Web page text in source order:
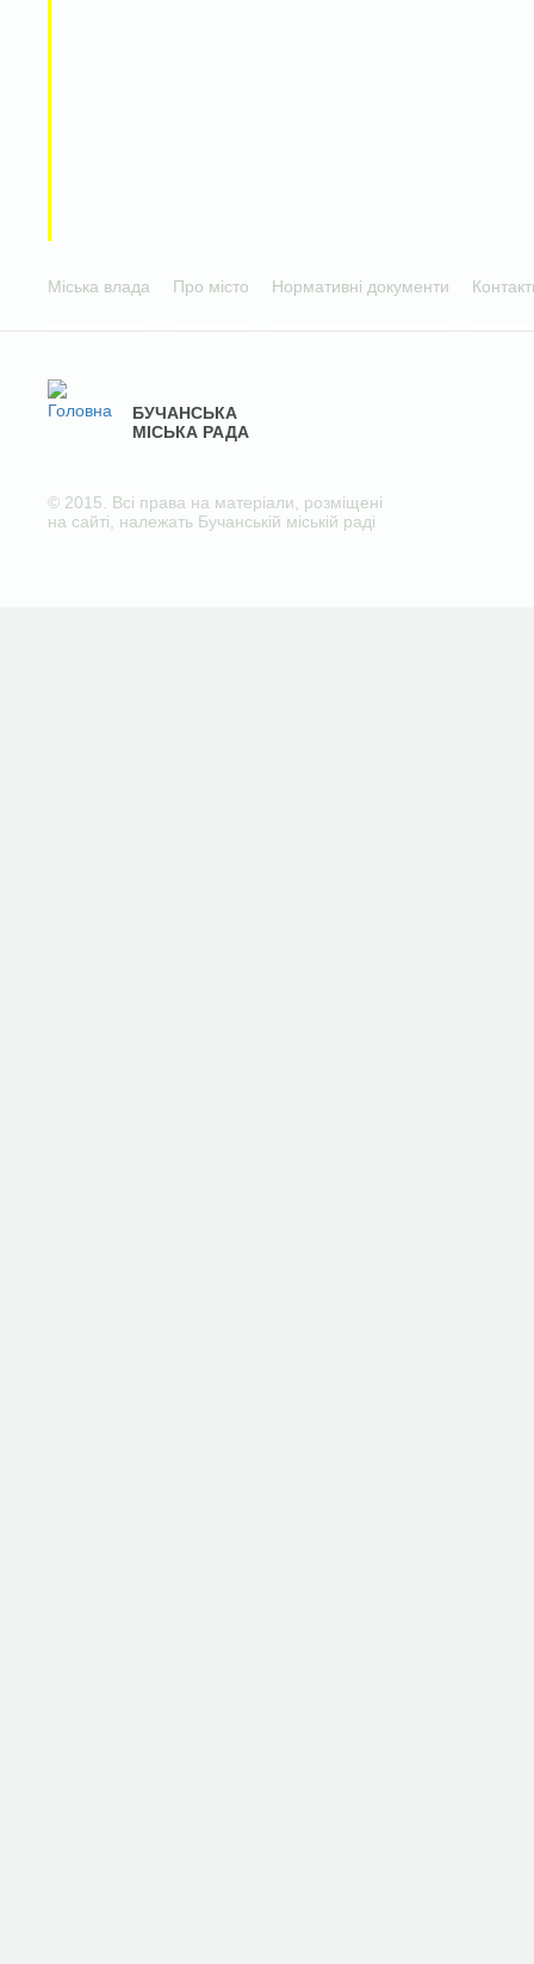
Міська влада Про місто Нормативні документи
БУЧАНСЬКА
МІСЬКА РАДА
© 2015. Всі права на матеріали, розміщені
на сайті, належать Бучанській міській раді